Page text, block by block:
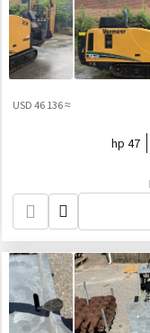
≈ 46 136 USD
47 hp